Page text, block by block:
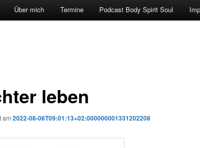
Über mich Termine Podcast Body Spirit Soul
leben
am 2022-08-06T09:01:13+02:000000001331202208